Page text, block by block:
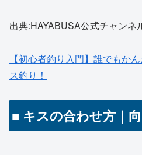
出典:HAYABUSA公式チャンネ
【初心者釣り入門】誰でもか
ス釣り！
■ キスの合わせ方｜